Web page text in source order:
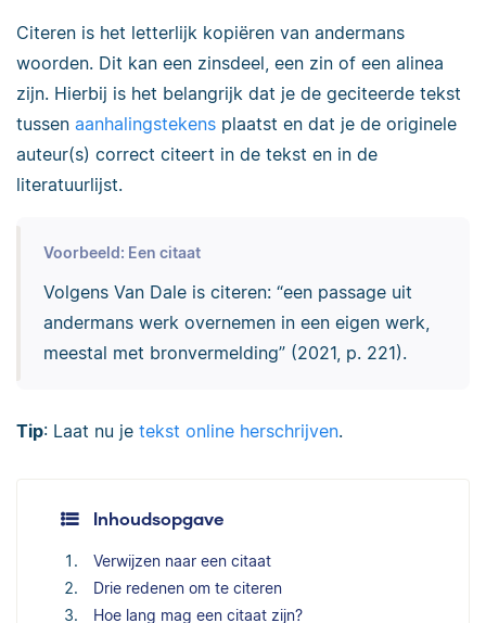
Citeren is het letterlijk kopiëren van andermans
woorden. Dit kan een zinsdeel, een zin of een alinea
zijn. Hierbij is het belangrijk dat je de geciteerde tekst
tussen aanhalingstekens plaatst en dat je de originele
auteur(s) correct citeert in de tekst en in de
literatuurlijst.
Voorbeeld: Een citaat
Volgens Van Dale is citeren: “een passage uit
andermans werk overnemen in een eigen werk,
meestal met bronvermelding” (2021, p. 221).
Tip: Laat nu je tekst online herschrijven.
Inhoudsopgave
Verwijzen naar een citaat
Drie redenen om te citeren
Hoe lang mag een citaat zijn?